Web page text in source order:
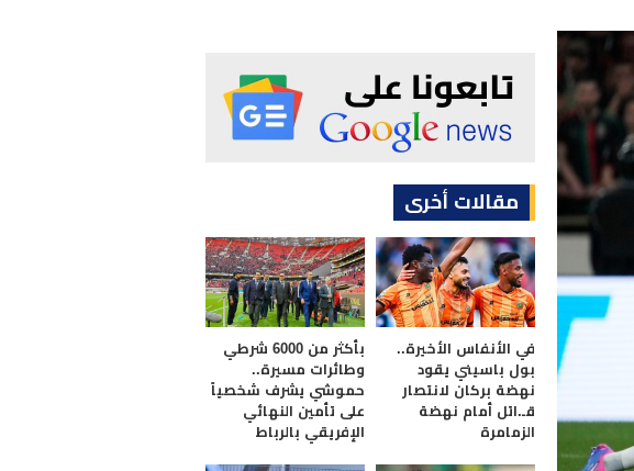
مقالات أخرى
في الأنفاس الأخيرة..
بول باسيني يقود
نهضة بركان لانتصار
قـ.اتل أمام نهضة
الزمامرة
بأكثر من 6000 شرطي
وطائرات مسيرة..
حموشي يشرف شخصياً
على تأمين النهائي
الإفريقي بالرباط